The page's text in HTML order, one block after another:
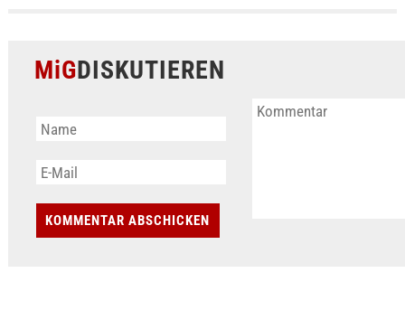
MiGDISKUTIEREN